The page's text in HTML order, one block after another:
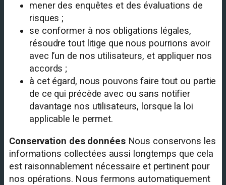
mener des enquêtes et des évaluations de
risques ;
se conformer à nos obligations légales,
résoudre tout litige que nous pourrions avoir
avec l’un de nos utilisateurs, et appliquer nos
accords ;
à cet égard, nous pouvons faire tout ou partie
de ce qui précède avec ou sans notifier
davantage nos utilisateurs, lorsque la loi
applicable le permet.
Conservation des donnéesNous conservons les
informations collectées aussi longtemps que cela
est raisonnablement nécessaire et pertinent pour
nos opérations. Nous fermons automatiquement